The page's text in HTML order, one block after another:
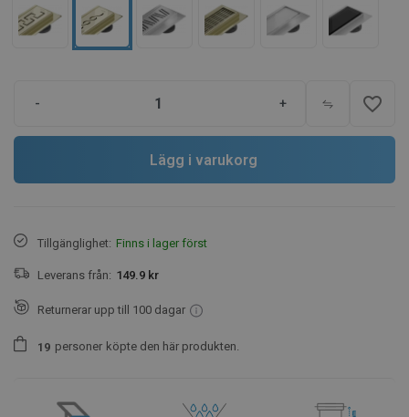
- + favorite_border
Lägg i varukorg
Tillgänglighet: Finns i lager först
Leverans från: 149.9 kr
Returnerar upp till 100 dagar
1 9 personer köpte den här produkten.